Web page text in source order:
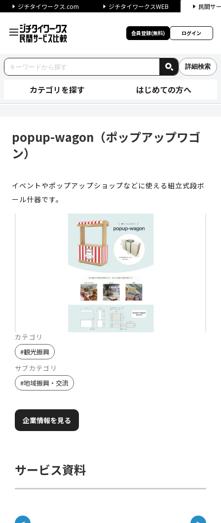
ジチタイワークス.com ジチタイワークスWEB 民間サ
会員登録(無料) ログイン
詳細検索
カテゴリを探す はじめての方へ
popup-wagon（ポップアップワゴ
ン）
イベントやポップアップショップなどに使える組立式段ボ
ール什器です。
カテゴリ
#観光振興
サブカテゴリ
#地域振興・交流
企業情報を見る
サービス資料